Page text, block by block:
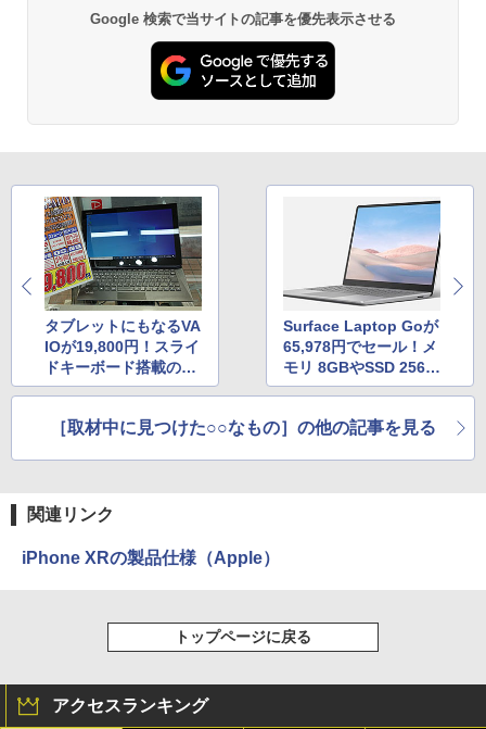
Google 検索で当サイトの記事を優先表示させる
タブレットにもなるVA
IOが19,800円！スライ
ドキーボード搭載の中
古品
Surface Laptop Goが
65,978円でセール！メ
モリ 8GBやSSD 256G
B搭載の未使用品
［取材中に見つけた○○なもの］の他の記事を見る
関連リンク
iPhone XRの製品仕様（Apple）
トップページに戻る
アクセスランキング